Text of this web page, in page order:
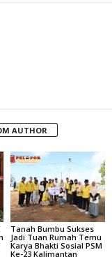
AUTHOR
Tanah Bumbu Sukses
Jadi Tuan Rumah Temu
Karya Bhakti Sosial PSM
Ke-23 Kalimantan